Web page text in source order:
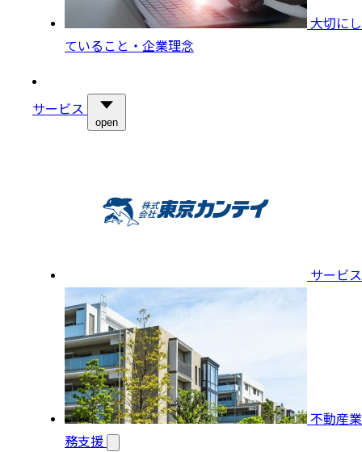
大切にし
ていること・企業理念
サービス
open
サービス
不動産業
務支援